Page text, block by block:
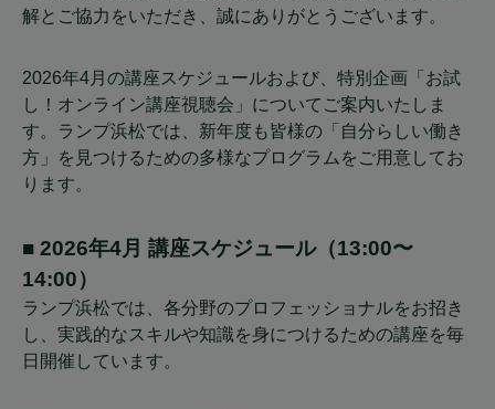
解とご協力をいただき、誠にありがとうございます。
2026年4月の講座スケジュールおよび、特別企画「お試
し！オンライン講座視聴会」についてご案内いたしま
す。ランプ浜松では、新年度も皆様の「自分らしい働き
方」を見つけるための多様なプログラムをご用意してお
ります。
■ 2026年4月 講座スケジュール（13:00〜
14:00）
ランプ浜松では、各分野のプロフェッショナルをお招き
し、実践的なスキルや知識を身につけるための講座を毎
日開催しています。